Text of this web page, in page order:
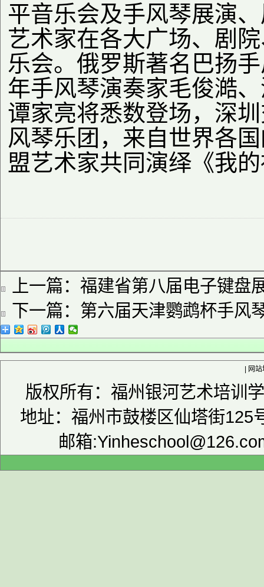
平音乐会及手风琴展演
艺术家在各大广场、剧
乐会。俄罗斯著名巴扬
年手风琴演奏家毛俊澔
谭家亮将悉数登场，深
风琴乐团，来自世界各
盟艺术家共同演绎《我
上一篇： 福建省第⼋届电⼦键盘
下一篇： 第六届天津鹦鹉杯手风
网
版权所有：福州银河艺术培
地址：福州市鼓楼区仙塔街
邮箱